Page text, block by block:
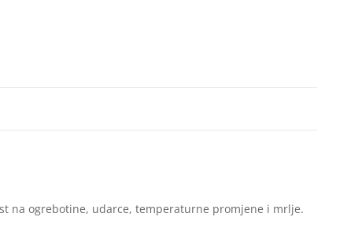
na ogrebotine, udarce, temperaturne promjene i mrlje.